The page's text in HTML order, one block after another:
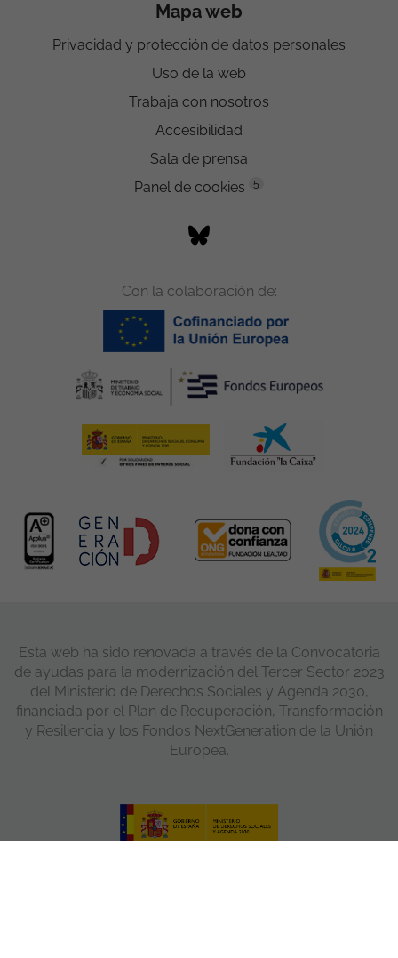
Mapa web
Privacidad y protección de datos personales
Uso de la web
Trabaja con nosotros
Accesibilidad
Sala de prensa
Panel de cookies
5
Con la colaboración de:
Esta web ha sido renovada a través de la Convocatoria
de ayudas para la modernización del Tercer Sector 2023
del Ministerio de Derechos Sociales y Agenda 2030,
financiada por el Plan de Recuperación, Transformación
y Resiliencia y los Fondos NextGeneration de la Unión
Europea.